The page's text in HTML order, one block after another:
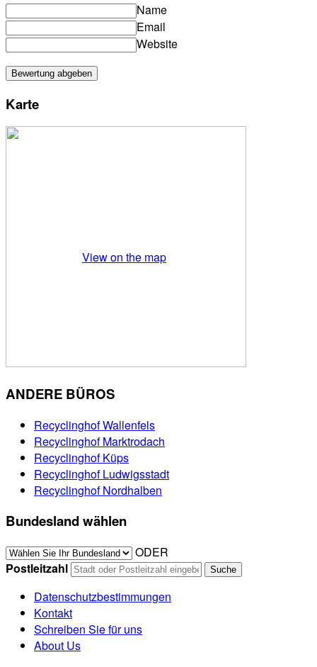
Name
Email
Website
Karte
View on the map
ANDERE BÜROS
Recyclinghof Wallenfels
Recyclinghof Marktrodach
Recyclinghof Küps
Recyclinghof Ludwigsstadt
Recyclinghof Nordhalben
Bundesland wählen
ODER
Postleitzahl
Datenschutzbestimmungen
Kontakt
Schreiben Sie für uns
About Us